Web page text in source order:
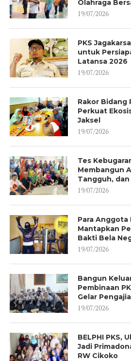
Olahraga
19/07/2026
PKS
untuk
Latansa 2026
19/07/2026
Rakor Bidang
Perkuat
Jaksel
19/07/2026
Tes
Membangun
Tangguh,
19/07/2026
Para Anggota
Mantapkan
Bakti Bela
19/07/2026
Bangun
Pembinaan
Gelar
19/07/2026
BELPHI PKS,
Jadi
RW Cikoko